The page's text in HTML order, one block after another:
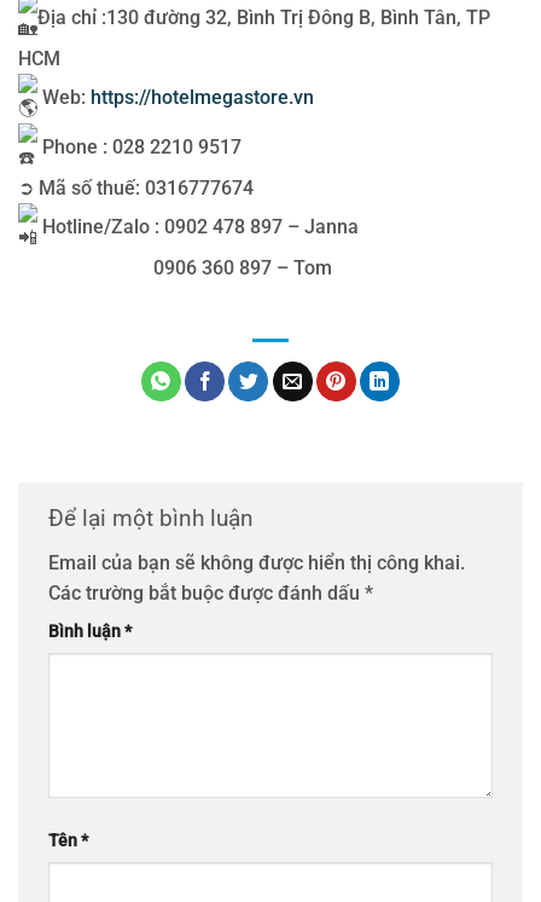
Địa chỉ :130 đường 32, Bình Trị Đông B, Bình Tân, TP
HCM
Web: https://hotelmegastore.vn
Phone : 028 2210 9517
➲ Mã số thuế: 0316777674
Hotline/Zalo : 0902 478 897 – Janna
0906 360 897 – Tom
Để lại một bình luận
Email của bạn sẽ không được hiển thị công khai.
Các trường bắt buộc được đánh dấu *
Bình luận*
Tên*